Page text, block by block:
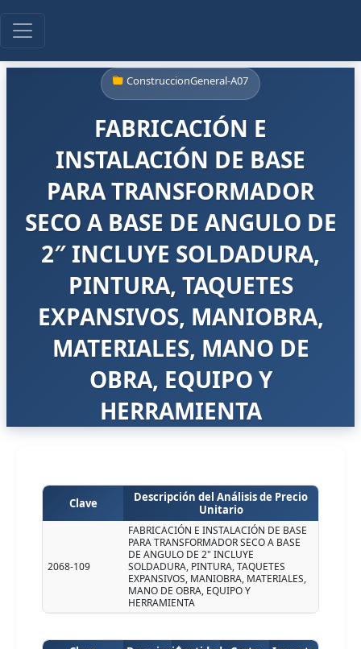
ConstruccionGeneral-A07
FABRICACIÓN E
INSTALACIÓN DE BASE
PARA TRANSFORMADOR
SECO A BASE DE ANGULO DE
2″ INCLUYE SOLDADURA,
PINTURA, TAQUETES
EXPANSIVOS, MANIOBRA,
MATERIALES, MANO DE
OBRA, EQUIPO Y
HERRAMIENTA
Clave
Descripción del Análisis de Precio
Unitario
2068-109
FABRICACIÓN E INSTALACIÓN DE BASE
PARA TRANSFORMADOR SECO A BASE
DE ANGULO DE 2" INCLUYE
SOLDADURA, PINTURA, TAQUETES
EXPANSIVOS, MANIOBRA, MATERIALES,
MANO DE OBRA, EQUIPO Y
HERRAMIENTA